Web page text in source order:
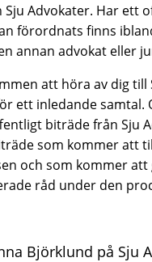
Sju Advokater. Har ett
förordnats finns
annan advokat eller
att höra av dig till
ett inledande samtal.
biträde från Sju
som kommer att
och som kommer att
råd under den
Björklund på Sju